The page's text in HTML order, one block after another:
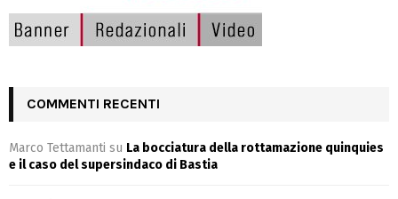
COMMENTI RECENTI
Marco Tettamanti su La bocciatura della rottamazione quinquies
e il caso del supersindaco di Bastia